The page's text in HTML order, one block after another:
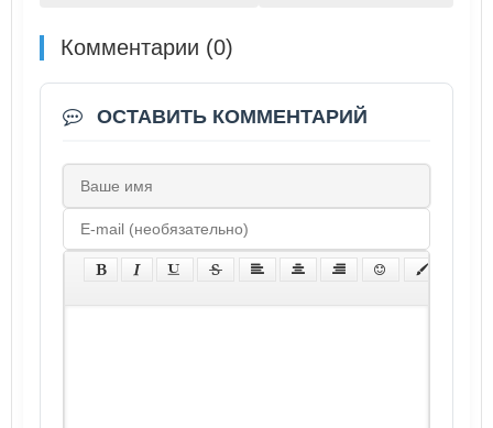
Комментарии (0)
ОСТАВИТЬ КОММЕНТАРИЙ